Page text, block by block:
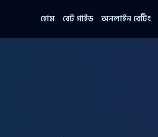
হোম বেট গাইড অনলাইন বেটিং